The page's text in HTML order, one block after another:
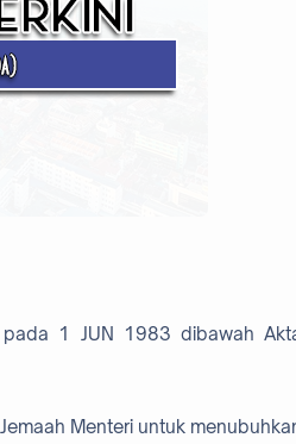
pada 1 JUN 1983 dibawah
Menteri untuk